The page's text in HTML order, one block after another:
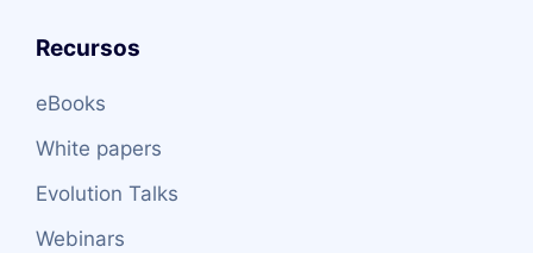
Recursos
eBooks
White papers
Evolution Talks
Webinars